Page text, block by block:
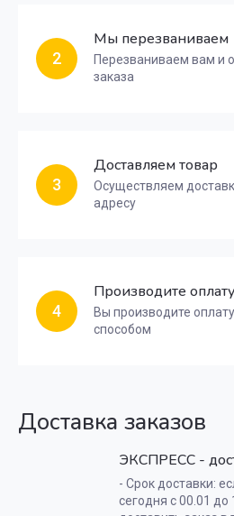
2
Мы перезваниваем
Перезваниваем вам и
заказа
3
Доставляем товар
Осуществляем
адресу
4
Производите оплату
Вы производите
способом
Доставка заказов
ЭКСПРЕСС -
- Срок доставки:
сегодня с 00.01